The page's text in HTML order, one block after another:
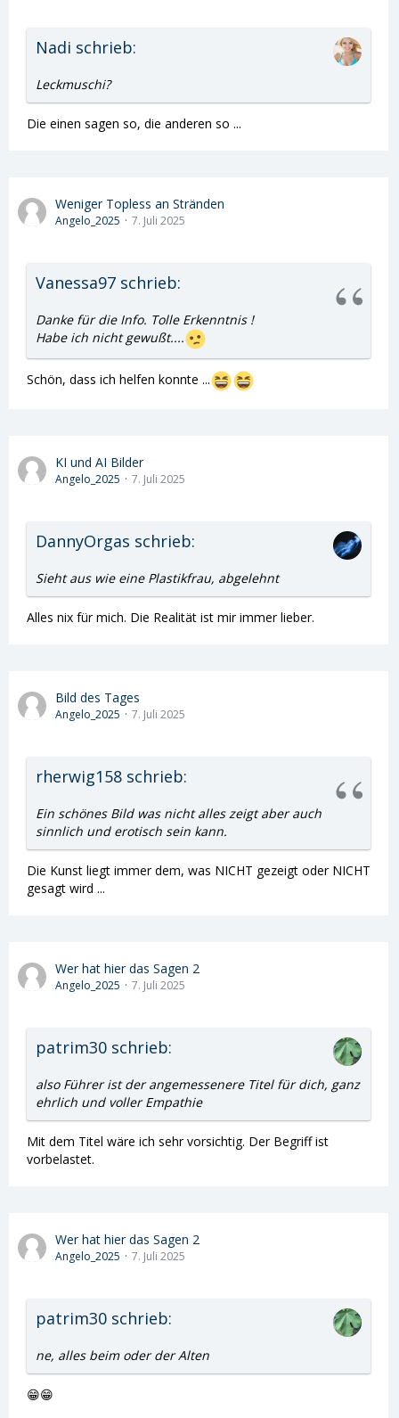
Nadi schrieb:
Leckmuschi?
Die einen sagen so, die anderen so ...
Weniger Topless an Stränden
Angelo_2025 7. Juli 2025
Vanessa97 schrieb:
Danke für die Info. Tolle Erkenntnis !
Habe ich nicht gewußt....
Schön, dass ich helfen konnte ...
KI und AI Bilder
Angelo_2025 7. Juli 2025
DannyOrgas schrieb:
Sieht aus wie eine Plastikfrau, abgelehnt
Alles nix für mich. Die Realität ist mir immer lieber.
Bild des Tages
Angelo_2025 7. Juli 2025
rherwig158 schrieb:
Ein schönes Bild was nicht alles zeigt aber auch
sinnlich und erotisch sein kann.
Die Kunst liegt immer dem, was NICHT gezeigt oder NICHT
gesagt wird ...
Wer hat hier das Sagen 2
Angelo_2025 7. Juli 2025
patrim30 schrieb:
also Führer ist der angemessenere Titel für dich, ganz
ehrlich und voller Empathie
Mit dem Titel wäre ich sehr vorsichtig. Der Begriff ist
vorbelastet.
Wer hat hier das Sagen 2
Angelo_2025 7. Juli 2025
patrim30 schrieb:
ne, alles beim oder der Alten
😁😁